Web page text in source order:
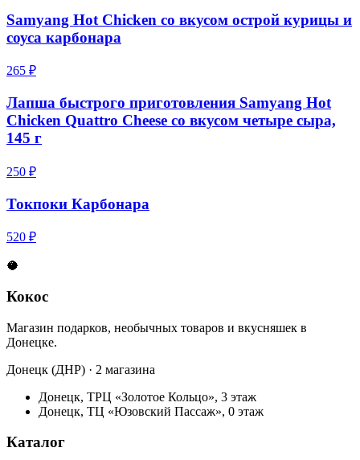
Samyang Hot Chicken со вкусом острой курицы и
соуса карбонара
265 ₽
Лапша быстрого приготовления Samyang Hot
Chicken Quattro Cheese со вкусом четыре сыра,
145 г
250 ₽
Токпоки Карбонара
520 ₽
🥥
Кокос
Магазин подарков, необычных товаров и вкусняшек в
Донецке.
Донецк (ДНР) · 2 магазина
Донецк, ТРЦ «Золотое Кольцо», 3 этаж
Донецк, ТЦ «Юзовский Пассаж», 0 этаж
Каталог